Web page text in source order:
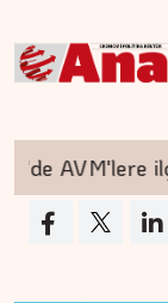
AVM'lere ilgi